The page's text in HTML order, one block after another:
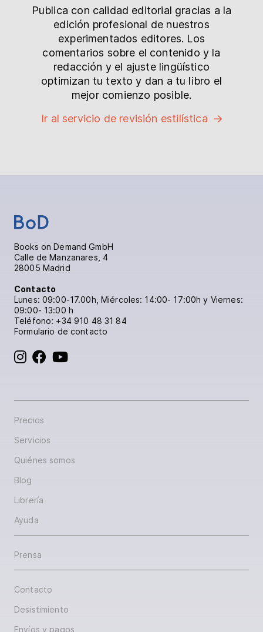
Publica con calidad editorial gracias a la
edición profesional de nuestros
experimentados editores. Los
comentarios sobre el contenido y la
redacción y el ajuste lingüístico
optimizan tu texto y dan a tu libro el
mejor comienzo posible.
Ir al servicio de revisión estilística
Books on Demand GmbH
Calle de Manzanares, 4
28005 Madrid
Contacto
Lunes: 09:00-17.00h, Miércoles: 14:00- 17:00h y Viernes:
09:00- 13:00 h
Teléfono: +34 910 48 31 84
Formulario de contacto
BoD en Instagram
BoD en Facebook
Precios
Servicios
Quiénes somos
Blog
Librería
Ayuda
Prensa
Contacto
Desistimiento
Envíos y pagos